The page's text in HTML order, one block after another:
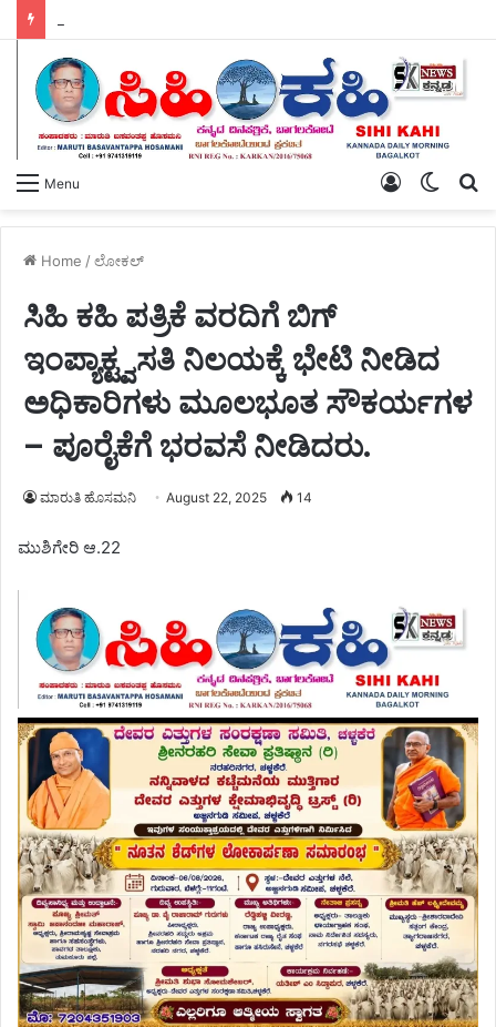
Menu
Switch
Log
Home /ಲೋಕಲ್
ಸಿಹಿ ಕಹಿ ಪತ್ರಿಕೆ ವರದಿಗೆ ಬಿಗ್
ಇಂಪ್ಯಾಕ್ಟ್ವಸತಿ ನಿಲಯಕ್ಕೆ ಭೇಟಿ ನೀಡಿದ
ಅಧಿಕಾರಿಗಳು ಮೂಲಭೂತ ಸೌಕರ್ಯಗಳ
– ಪೂರೈಕೆಗೆ ಭರವಸೆ ನೀಡಿದರು.
ಮಾರುತಿ ಹೊಸಮನಿ August 22, 2025 14
ಮುಶಿಗೇರಿ ಆ.22